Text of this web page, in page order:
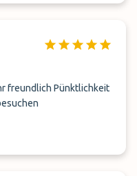
freundlich Pünktlichkeit